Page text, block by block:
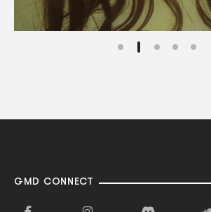
GMD CONNECT